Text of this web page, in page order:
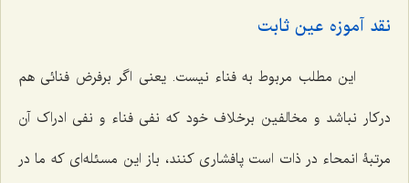
نقد آموزه عین ثابت
این مطلب مربوط به فناء نیست. یعنی اگر برفرض فنائی هم
درکار نباشد و مخالفین برخلاف خود که نفی فناء و نفی ادراک آن
مرتبۀ انمحاء در ذات است پافشاری کنند، باز این مسئله‌ای که ما در